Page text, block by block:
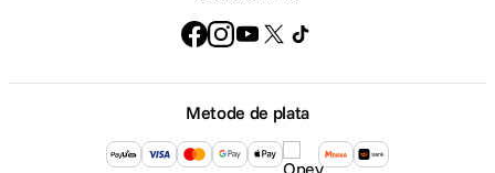
Metode de plata